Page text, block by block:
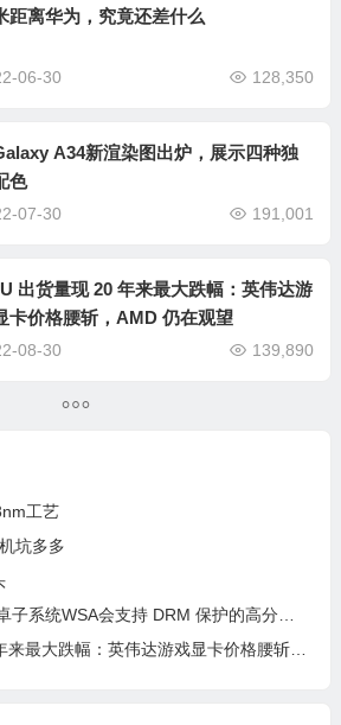
距离华为，究竟还差什么
06-30 128,350
A34新渲染图出炉，展示四种独
色
07-30 191,001
出货量现 20 年来最大跌幅：英伟达游
卡价格腰斩，AMD 仍在观望
08-30 139,890
工艺
坑多多
统WSA会支持 DRM 保护的高分辨率视频流
跌幅：英伟达游戏显卡价格腰斩，AMD 仍在观望